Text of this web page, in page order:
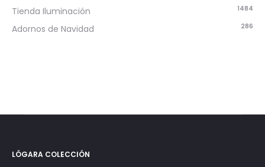
Tienda Iluminación 1484
Adornos de Navidad 286
LÓGARA COLECCIÓN